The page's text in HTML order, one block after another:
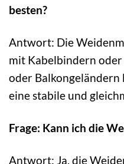
besten?
Antwort: Die
mit Kabelbindern
oder Balkongeländern
eine stabile und
Frage: Kann ich die
Antwort: Ja, die